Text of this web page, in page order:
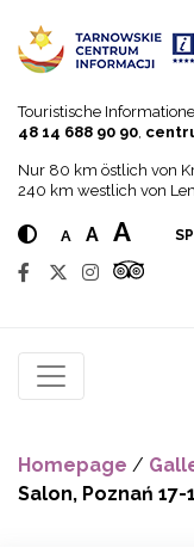
Touristische
48 14 688 90 90
Nur 80 km östlich von
240 km westlich von
A A A
Homepage /
Salon, Poznań 17-